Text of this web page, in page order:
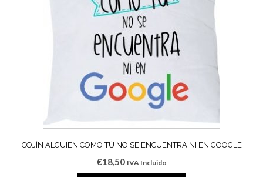
COJÍN ALGUIEN COMO TÚ NO SE ENCUENTRA NI EN GOOGLE
€18,50 IVA Incluido